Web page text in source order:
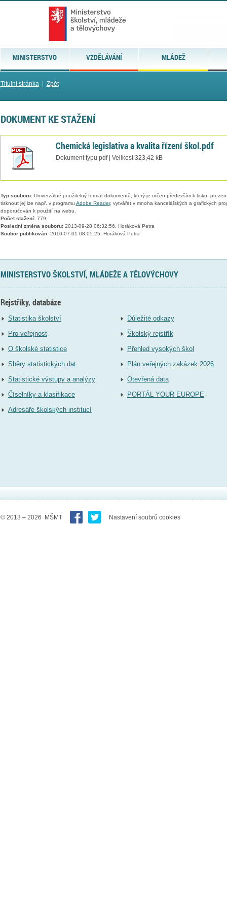
MINISTERSTVO VZDĚLÁVÁNÍ MLÁDEŽ
Titulní stránka| Zpět
DOKUMENT KE STAŽENÍ
Chemická legislativa a kvalita řízení škol.pdf
Dokument typu pdf | Velikost 323,42 kB
Typ souboru:Univerzálně použitelný formát dokumentů, který je určen především k tisku,
tisknout jej lze např. v programu Adobe Reader, vytvářet v mnoha kancelářských a grafických
doporučován k použití na webu.
Počet stažení:779
Poslední změna souboru:2013-09-28 06:32:56, Horáková Petra
Soubor publikován:2010-07-01 08:05:25, Horáková Petra
MINISTERSTVO ŠKOLSTVÍ, MLÁDEŽE A TĚLOVÝCHOVY
Rejstříky, databáze
Statistika školství
Pro veřejnost
O školské statistice
Sběry statistických dat
Statistické výstupy a analýzy
Číselníky a klasifikace
Adresáře školských institucí
Důležité odkazy
Školský rejstřík
Přehled vysokých škol
Plán veřejných zakázek 2026
Otevřená data
PORTÁL YOUR EUROPE
© 2013 – 2026 MŠMT Nastavení soubrů cookies